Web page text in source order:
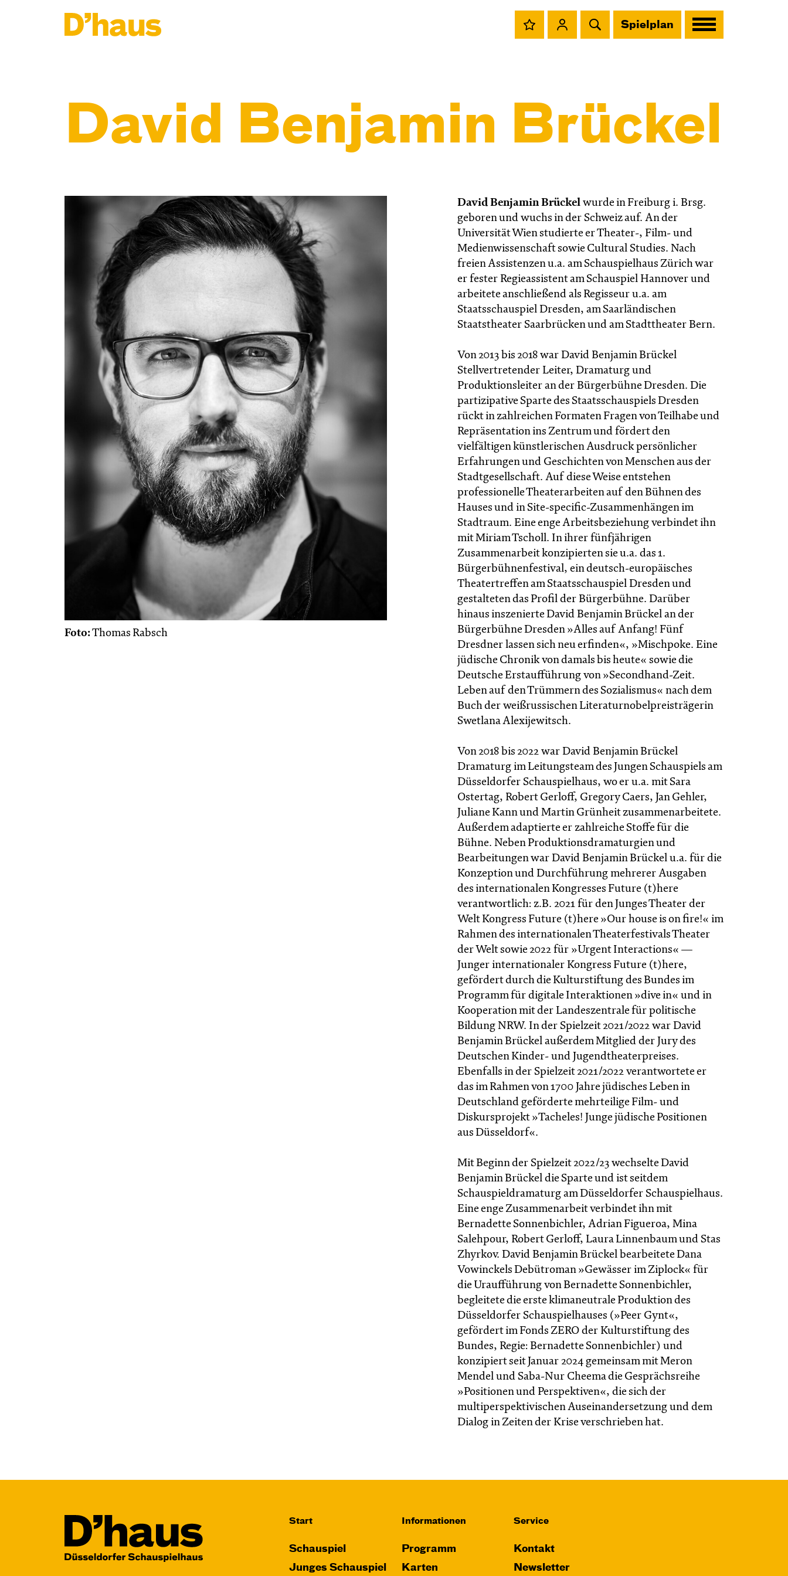
Spielplan
David Benjamin Brückel
Foto:Thomas Rabsch
David Benjamin Brückel wurde in Freiburg i. Brsg.
geboren und wuchs in der Schweiz auf. An der
Universität Wien studierte er Theater-, Film- und
Medienwissenschaft sowie Cultural Studies. Nach
freien Assistenzen u.a. am Schauspielhaus Zürich war
er fester Regieassistent am Schauspiel Hannover und
arbeitete anschließend als Regisseur u.a. am
Staatsschauspiel Dresden, am Saarländischen
Staatstheater Saarbrücken und am Stadttheater Bern.
Von 2013 bis 2018 war David Benjamin Brückel
Stellvertretender Leiter, Dramaturg und
Produktionsleiter an der Bürgerbühne Dresden. Die
partizipative Sparte des Staatsschauspiels Dresden
rückt in zahlreichen Formaten Fragen von Teilhabe und
Repräsentation ins Zentrum und fördert den
vielfältigen künstlerischen Ausdruck persönlicher
Erfahrungen und Geschichten von Menschen aus der
Stadtgesellschaft. Auf diese Weise entstehen
professionelle Theaterarbeiten auf den Bühnen des
Hauses und in Site-specific-Zusammenhängen im
Stadtraum. Eine enge Arbeitsbeziehung verbindet ihn
mit Miriam Tscholl. In ihrer fünfjährigen
Zusammenarbeit konzipierten sie u.a. das 1.
Bürgerbühnenfestival, ein deutsch-europäisches
Theatertreffen am Staatsschauspiel Dresden und
gestalteten das Profil der Bürgerbühne. Darüber
hinaus inszenierte David Benjamin Brückel an der
Bürgerbühne Dresden »Alles auf Anfang! Fünf
Dresdner lassen sich neu erfinden«, »Mischpoke. Eine
jüdische Chronik von damals bis heute« sowie die
Deutsche Erstaufführung von »Secondhand-Zeit.
Leben auf den Trümmern des Sozialismus« nach dem
Buch der weißrussischen Literaturnobelpreisträgerin
Swetlana Alexijewitsch.
Von 2018 bis 2022 war David Benjamin Brückel
Dramaturg im Leitungsteam des Jungen Schauspiels am
Düsseldorfer Schauspielhaus, wo er u.a. mit Sara
Ostertag, Robert Gerloff, Gregory Caers, Jan Gehler,
Juliane Kann und Martin Grünheit zusammenarbeitete.
Außerdem adaptierte er zahlreiche Stoffe für die
Bühne. Neben Produktionsdramaturgien und
Bearbeitungen war David Benjamin Brückel u.a. für die
Konzeption und Durchführung mehrerer Ausgaben
des internationalen Kongresses Future (t)here
verantwortlich: z.B. 2021 für den Junges Theater der
Welt Kongress Future (t)here »Our house is on fire!« im
Rahmen des internationalen Theaterfestivals Theater
der Welt sowie 2022 für »Urgent Interactions« —
Junger internationaler Kongress Future (t)here,
gefördert durch die Kulturstiftung des Bundes im
Programm für digitale Interaktionen »dive in« und in
Kooperation mit der Landeszentrale für politische
Bildung NRW. In der Spielzeit 2021/2022 war David
Benjamin Brückel außerdem Mitglied der Jury des
Deutschen Kinder- und Jugendtheaterpreises.
Ebenfalls in der Spielzeit 2021/2022 verantwortete er
das im Rahmen von 1700 Jahre jüdisches Leben in
Deutschland geförderte mehrteilige Film- und
Diskursprojekt »Tacheles! Junge jüdische Positionen
aus Düsseldorf«.
Mit Beginn der Spielzeit 2022/23 wechselte David
Benjamin Brückel die Sparte und ist seitdem
Schauspieldramaturg am Düsseldorfer Schauspielhaus.
Eine enge Zusammenarbeit verbindet ihn mit
Bernadette Sonnenbichler, Adrian Figueroa, Mina
Salehpour, Robert Gerloff, Laura Linnenbaum und Stas
Zhyrkov. David Benjamin Brückel bearbeitete Dana
Vowinckels Debütroman »Gewässer im Ziplock« für
die Uraufführung von Bernadette Sonnenbichler,
begleitete die erste klimaneutrale Produktion des
Düsseldorfer Schauspielhauses (»Peer Gynt«,
gefördert im Fonds ZERO der Kulturstiftung des
Bundes, Regie: Bernadette Sonnenbichler) und
konzipiert seit Januar 2024 gemeinsam mit Meron
Mendel und Saba-Nur Cheema die Gesprächsreihe
»Positionen und Perspektiven«, die sich der
multiperspektivischen Auseinandersetzung und dem
Dialog in Zeiten der Krise verschrieben hat.
Start
Schauspiel
Junges Schauspiel
Informationen
Programm
Karten
Service
Kontakt
Newsletter